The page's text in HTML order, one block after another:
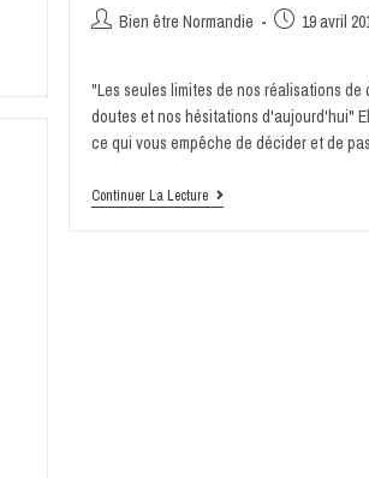
Bien être Normandie 19 avril
"Les seules limites de nos réalisations de
doutes et nos hésitations d'aujourd'hui"
ce qui vous empêche de décider et de
Continuer La Lecture